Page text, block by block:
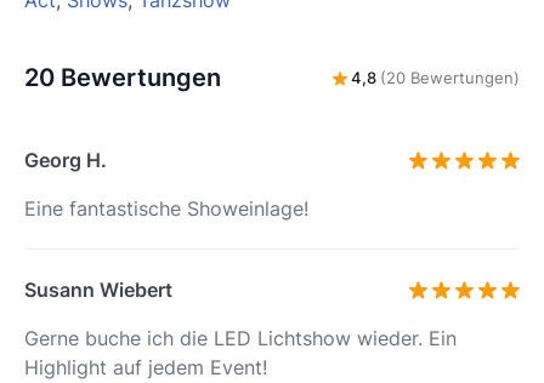
20 Bewertungen 4,8 (20 Bewertungen)
Georg H.
Eine fantastische Showeinlage!
Susann Wiebert
Gerne buche ich die LED Lichtshow wieder. Ein
Highlight auf jedem Event!